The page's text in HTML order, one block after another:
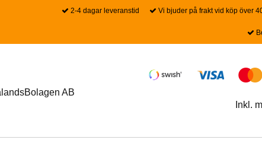
2-4 dagar leveranstid Vi bjuder på frakt vid köp över
Inkl.